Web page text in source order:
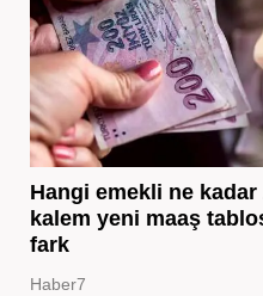
Hangi emekli ne
kalem yeni maaş
fark
Haber7